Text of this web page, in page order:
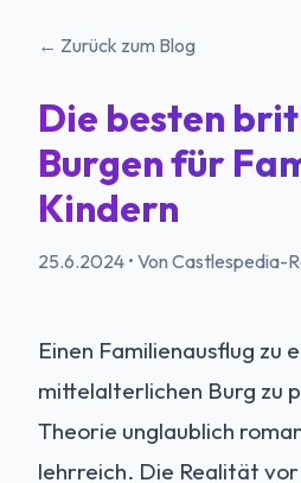
← Zurück zum Blog
Die besten
Burgen für
Kindern
25.6.2024 • Von Castlespedia-
Einen Familienausflug zu
mittelalterlichen Burg zu
Theorie unglaublich
lehrreich. Die Realität